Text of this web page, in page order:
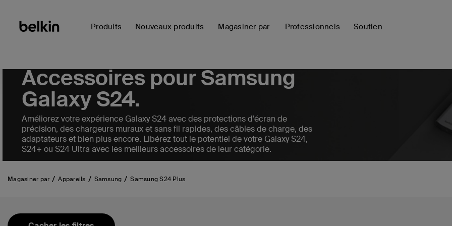
Produits Nouveaux produits Magasiner par Professionnels Soutien
Accessoires pour Samsung
Galaxy S24.
Améliorez votre expérience Galaxy S24 avec des protections d'écran de
précision, des chargeurs muraux et sans fil rapides, des câbles de charge, des
adaptateurs et bien plus encore. Libérez tout le potentiel de votre Galaxy S24,
S24+ ou S24 Ultra avec les meilleurs accessoires de leur catégorie.
Magasiner par Appareils Samsung Samsung S24 Plus